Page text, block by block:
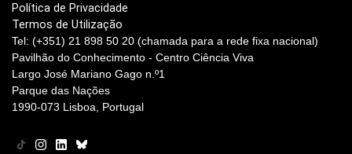
Política de Privacidade
Termos de Utilização
Tel: (+351) 21 898 50 20 (chamada para a rede fixa nacional)
Pavilhão do Conhecimento - Centro Ciência Viva
Largo José Mariano Gago n.º1
Parque das Nações
1990-073 Lisboa, Portugal